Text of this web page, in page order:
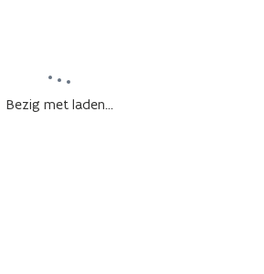
Bezig met laden...